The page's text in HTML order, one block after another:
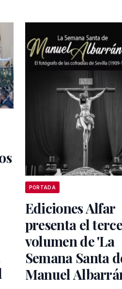
PORTADA
Ediciones Alfar
presenta el
volumen de 'La
Semana Santa
Manuel